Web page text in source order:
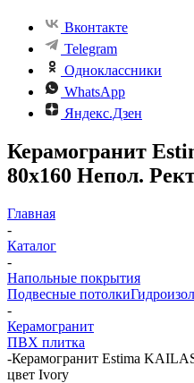
Вконтакте
Telegram
Одноклассники
WhatsApp
Яндекс.Дзен
Керамогранит
80x160 Непол.
Главная
-
Каталог
-
Напольные покрытия
Подвесные потолки
-
Керамогранит
ПВХ плитка
-Керамогранит Estima
цвет Ivory